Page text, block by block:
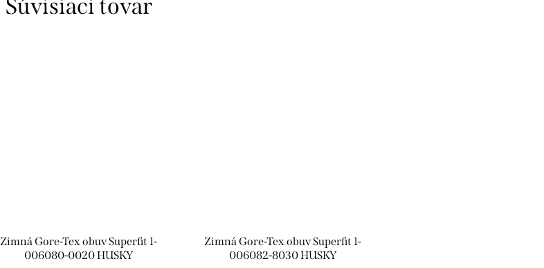
Súvisiaci tovar
Zimná Gore-Tex obuv Superfit 1-
006080-0020 HUSKY
Zimná Gore-Tex obuv Superfit 1-
006082-8030 HUSKY